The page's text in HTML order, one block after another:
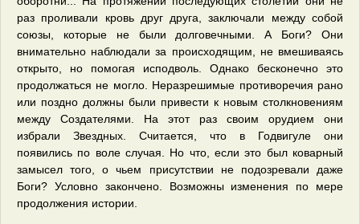
раз проливали кровь друг друга, заключали между собой
союзы, которые не были долговечными. А Боги? Они
внимательно наблюдали за происходящим, не вмешиваясь
открыто, но помогая исподволь. Однако бесконечно это
продолжаться не могло. Неразрешимые противоречия рано
или поздно должны были привести к новым столкновениям
между Создателями. На этот раз своим орудием они
избрали Звездных. Считается, что в Годвигуле они
появились по воле случая. Но что, если это был коварный
замысел того, о чьем присутствии не подозревали даже
Боги? Условно закончено. Возможны изменения по мере
продолжения истории.